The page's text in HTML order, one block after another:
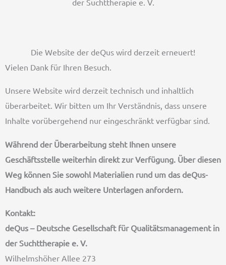
Die Website der deQus wird derzeit erneuert!
Vielen Dank für Ihren Besuch.
Unsere Website wird derzeit technisch und inhaltlich
überarbeitet. Wir bitten um Ihr Verständnis, dass unsere
Inhalte vorübergehend nur eingeschränkt verfügbar sind.
Während der Überarbeitung steht Ihnen unsere
Geschäftsstelle weiterhin direkt zur Verfügung. Über diesen
Weg können Sie sowohl Materialien rund um das deQus-
Handbuch als auch weitere Unterlagen anfordern.
Kontakt:
deQus – Deutsche Gesellschaft für Qualitätsmanagement in
der Suchttherapie e. V.
Wilhelmshöher Allee 273